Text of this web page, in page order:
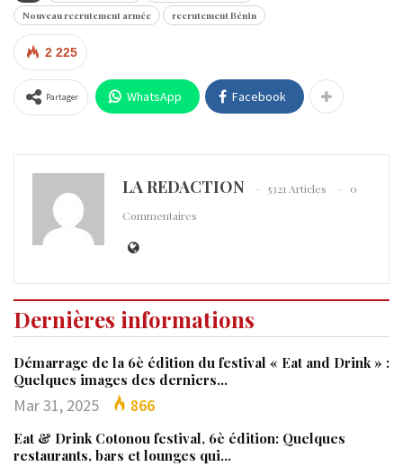
Nouveau recrutement armée
recrutement Bénin
2 225
Partager WhatsApp Facebook
LA REDACTION 5321 Articles
0
Commentaires
Dernières informations
Démarrage de la 6è édition du festival « Eat and Drink » :
Quelques images des derniers…
Mar 31, 2025 866
Eat & Drink Cotonou festival, 6è édition: Quelques
restaurants, bars et lounges qui…